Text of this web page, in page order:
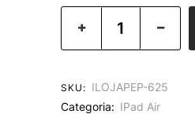
SKU: ILOJAPEP-625
Categoria: IPad Air